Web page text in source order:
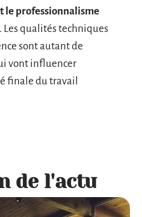
le professionnalisme
Les qualités techniques
sont autant de
vont influencer
finale du travail
de l'actu